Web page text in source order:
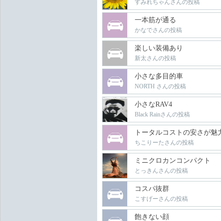
すみれちゃんさんの投稿
一本筋が通る
かなでさんの投稿
楽しい装備あり
新太さんの投稿
小さな多目的車
NORTH さんの投稿
小さなRAV4
Black Rainさんの投稿
トータルコストの安さが魅
ちこりーたさんの投稿
ミニクロカンコンパクト
とっきんさんの投稿
コスパ抜群
こすげーさんの投稿
飽きない顔